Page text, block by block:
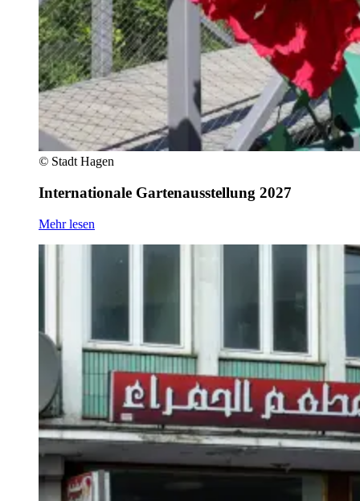
© Stadt Hagen
Internationale Gartenausstellung 2027
Mehr lesen